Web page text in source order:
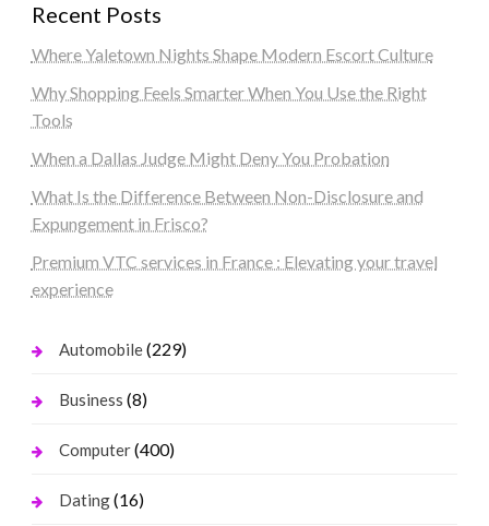
Recent Posts
Where Yaletown Nights Shape Modern Escort Culture
Why Shopping Feels Smarter When You Use the Right
Tools
When a Dallas Judge Might Deny You Probation
What Is the Difference Between Non-Disclosure and
Expungement in Frisco?
Premium VTC services in France : Elevating your travel
experience
Automobile(229)
Business (8)
Computer(400)
Dating(16)